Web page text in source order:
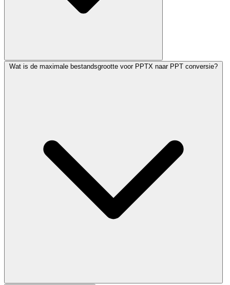
Wat is de maximale bestandsgrootte voor PPTX naar PPT conversie?